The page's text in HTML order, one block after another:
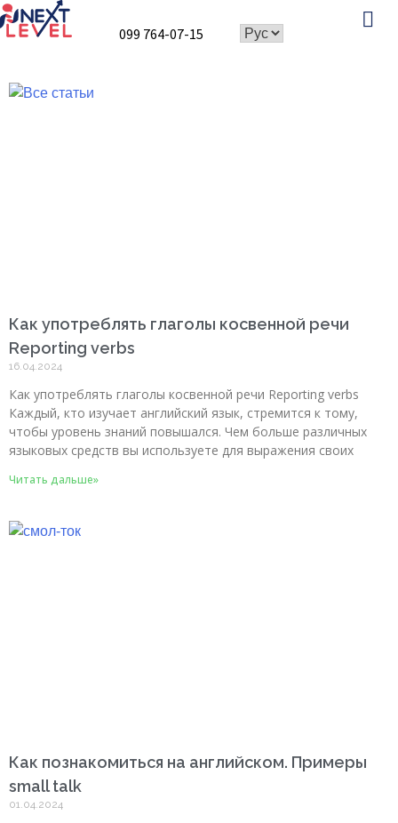
099 764-07-15
Как употреблять глаголы косвенной речи
Reporting verbs
16.04.2024
Как употреблять глаголы косвенной речи Reporting verbs
Каждый, кто изучает английский язык, стремится к тому,
чтобы уровень знаний повышался. Чем больше различных
языковых средств вы используете для выражения своих
Читать дальше»
Как познакомиться на английском. Примеры
small talk
01.04.2024